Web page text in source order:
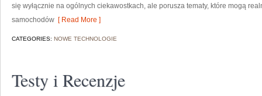
się wyłącznie na ogólnych ciekawostkach, ale porusza tematy, które mogą
samochodów [ Read More ]
CATEGORIES: NOWE TECHNOLOGIE
Testy i Recenzje